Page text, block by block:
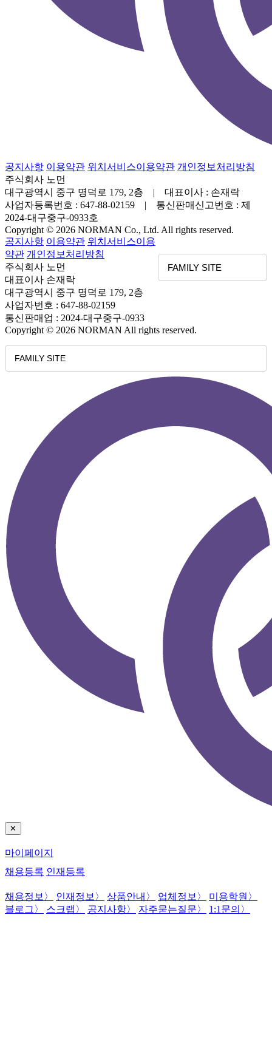
공지사항 이용약관 위치서비스이용약관 개인정보처리방침
주식회사 노먼
대구광역시 중구 명덕로 179, 2층 | 대표이사 : 손재락
사업자등록번호 : 647-88-02159 | 통신판매신고번호 : 제
2024-대구중구-0933호
Copyright © 2026 NORMAN Co., Ltd. All rights reserved.
FAMILY SITE
공지사항 이용약관 위치서비스이용
약관 개인정보처리방침
주식회사 노먼
대표이사 손재락
대구광역시 중구 명덕로 179, 2층
사업자번호 : 647-88-02159
통신판매업 : 2024-대구중구-0933
Copyright © 2026 NORMAN All rights reserved.
FAMILY SITE
✕
마이페이지
채용등록 인재등록
채용정보 〉 인재정보 〉 상품안내 〉 업체정보 〉 미용학원 〉
블로그 〉 스크랩 〉 공지사항〉 자주묻는질문〉 1:1문의 〉